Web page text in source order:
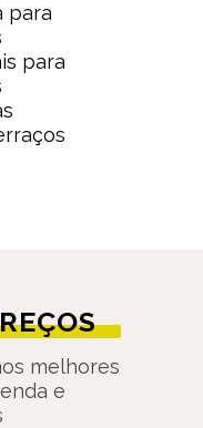
para
para
melhores
e